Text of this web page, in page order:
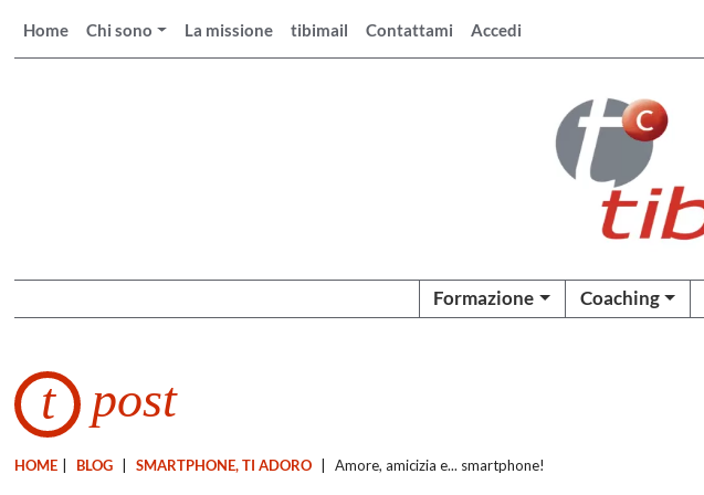
Home Chi sono La missione tibimail Contattami Accedi
Formazione Coaching
t post
HOME BLOG SMARTPHONE, TI ADORO Amore, amicizia e... smartphone!